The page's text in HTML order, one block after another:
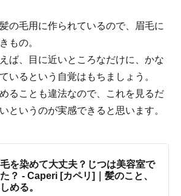
の毛用に作られているので、眉毛に
もの。
ば、目に近いところなだけに、かな
いるという自覚はもちましょう。
ることも違法なので、これを見るだ
というのが実感できると思います。
を染めて大丈夫？じつは美容室で
？ - Caperi [カペリ]｜髪のこと、
める。